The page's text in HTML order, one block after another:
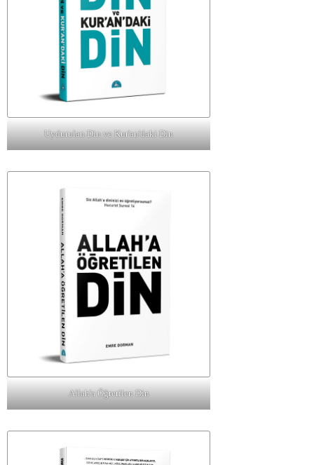
Uydurulan Din ve Kur'an'daki Din
Allah'a Öğretilen Din